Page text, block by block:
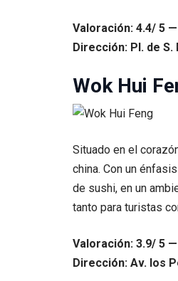
Valoración: 4.4/ 5
Dirección: Pl. de S.
Wok Hui
Situado en el
china. Con un
de sushi, en un
tanto para turistas
Valoración: 3.9/ 5
Dirección: Av. los